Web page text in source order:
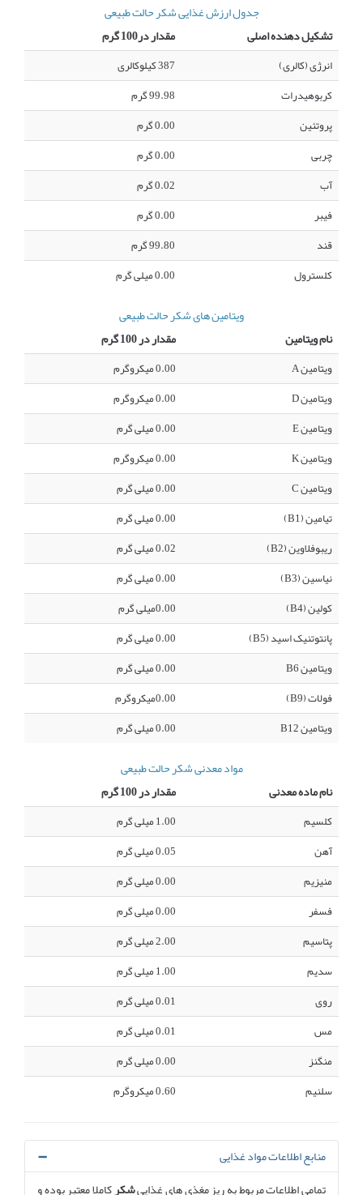
جدول ارزش غذایی شکر حالت طبیعی
تشکیل دهنده اصلی
مقدار در100 گرم
انرژی (کالری)
387 کیلوکالری
کربوهیدرات
99.98 گرم
پروتئین
0.00 گرم
چربی
0.00 گرم
آب
0.02 گرم
فیبر
0.00 گرم
قند
99.80 گرم
کلسترول
0.00 میلی گرم
ویتامین های شکر حالت طبیعی
نام ویتامین
مقدار در 100 گرم
ویتامین A
0.00 میکروگرم
ویتامین D
0.00 میکروگرم
ویتامین E
0.00 میلی گرم
ویتامین K
0.00 میکروگرم
ویتامین C
0.00 میلی گرم
تیامین (B1)
0.00 میلی گرم
ریبوفلاوین (B2)
0.02 میلی گرم
نیاسین (B3)
0.00 میلی گرم
کولین (B4)
0.00میلی گرم
پانتوتنیک اسید (B5)
0.00 میلی گرم
ویتامین B6
0.00 میلی گرم
فولات (B9)
0.00میکروگرم
ویتامین B12
0.00 میلی گرم
مواد معدنی شکر حالت طبیعی
نام ماده معدنی
مقدار در 100 گرم
کلسیم
1.00 میلی گرم
آهن
0.05 میلی گرم
منیزیم
0.00 میلی گرم
فسفر
0.00 میلی گرم
پتاسیم
2.00 میلی گرم
سدیم
1.00 میلی گرم
روی
0.01 میلی گرم
مس
0.01 میلی گرم
منگنز
0.00 میلی گرم
سلنیم
0.60 میکروگرم
منابع اطلاعات مواد غذایی
تمامی اطلاعات مربوط به ریز مغذی های غذاییشکرکاملا معتبر بوده و